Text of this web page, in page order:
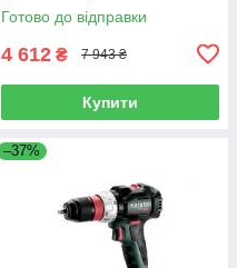
Готово до відправки
4 612 ₴ 7 943 ₴
Купити
–37%